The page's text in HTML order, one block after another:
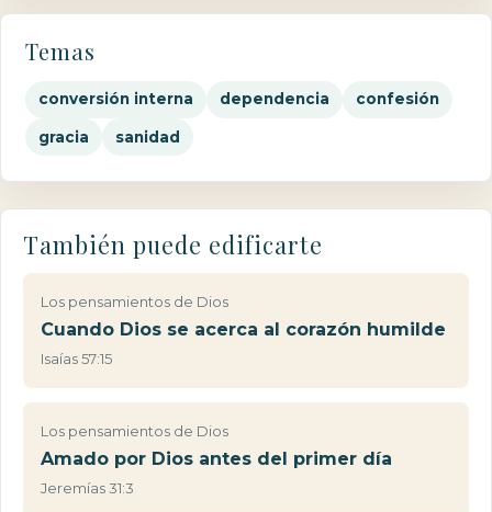
Temas
conversión interna dependencia confesión
gracia sanidad
También puede edificarte
Los pensamientos de Dios
Cuando Dios se acerca al corazón humilde
Isaías 57:15
Los pensamientos de Dios
Amado por Dios antes del primer día
Jeremías 31:3